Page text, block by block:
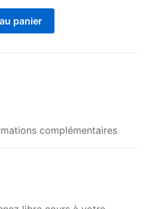
panier
complémentaires